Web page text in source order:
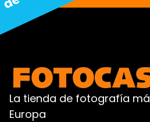
La tienda de fotografía
Europa